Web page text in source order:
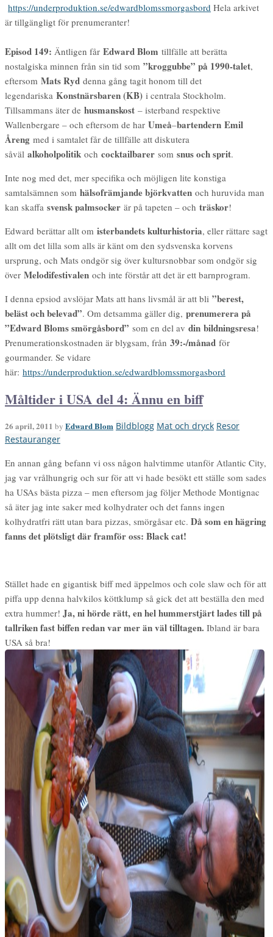
https://underproduktion.se/edwardblomssmorgasbord Hela arkivet
är tillgängligt för prenumeranter!
Episod 149: Äntligen får Edward Blom tillfälle att berätta
nostalgiska minnen från sin tid som ”kroggubbe” på 1990-talet,
eftersom Mats Ryd denna gång tagit honom till det
legendariska Konstnärsbaren (KB) i centrala Stockholm.
Tillsammans äter de husmanskost – isterband respektive
Wallenbergare – och eftersom de har Umeå–bartendern Emil
Åreng med i samtalet får de tillfälle att diskutera
såväl alkoholpolitik och cocktailbarer som snus och sprit.
Inte nog med det, mer specifika och möjligen lite konstiga
samtalsämnen som hälsofrämjande björkvatten och huruvida man
kan skaffa svensk palmsocker är på tapeten – och träskor!
Edward berättar allt om isterbandets kulturhistoria, eller rättare sagt
allt om det lilla som alls är känt om den sydsvenska korvens
ursprung, och Mats ondgör sig över kultursnobbar som ondgör sig
över Melodifestivalen och inte förstår att det är ett barnprogram.
I denna epsiod avslöjar Mats att hans livsmål är att bli ”berest,
beläst och belevad”. Om detsamma gäller dig, prenumerera på
”Edward Bloms smörgåsbord” som en del av din bildningsresa!
Prenumerationskostnaden är blygsam, från 39:-/månad för
gourmander. Se vidare
här: https://underproduktion.se/edwardblomssmorgasbord
Måltider i USA del 4: Ännu en biff
26 april, 2011 by Edward Blom Bildblogg Mat och dryck Resor
Restauranger
En annan gång befann vi oss någon halvtimme utanför Atlantic City,
jag var vrålhungrig och sur för att vi hade besökt ett ställe som sades
ha USAs bästa pizza – men eftersom jag följer Methode Montignac
så äter jag inte saker med kolhydrater och det fanns ingen
kolhydratfri rätt utan bara pizzas, smörgåsar etc. Då som en hägring
fanns det plötsligt där framför oss: Black cat!
Stället hade en gigantisk biff med äppelmos och cole slaw och för att
piffa upp denna halvkilos köttklump så gick det att beställa den med
extra hummer! Ja, ni hörde rätt, en hel hummerstjärt lades till på
tallriken fast biffen redan var mer än väl tilltagen. Ibland är bara
USA så bra!